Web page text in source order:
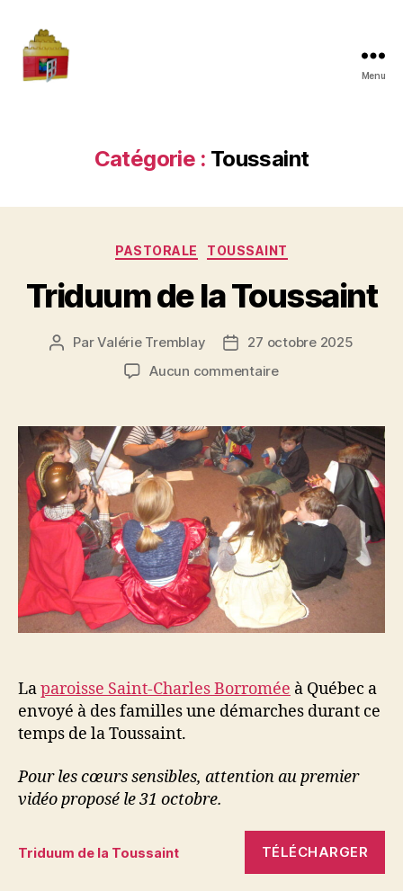
Menu
Catégorie : Toussaint
Catégories
PASTORALE TOUSSAINT
Triduum de la Toussaint
Auteur
ParValérie Tremblay
Date27 octobre 2025
Aucun commentairesur
la
Toussaint
Laparoisse Saint-Charles Borromée à Québec a
envoyé à des familles une démarches durant ce
temps de la Toussaint.
Pour les cœurs sensibles, attention au premier
vidéo proposé le 31 octobre.
Triduum de la Toussaint TÉLÉCHARGER